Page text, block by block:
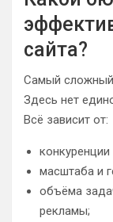
сайта?
Самый сложный
Здесь нет
Всё зависит от:
масштаба и
объёма
рекламы;